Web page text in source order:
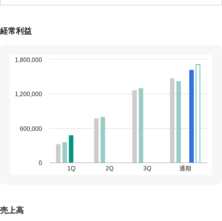
経常利益
1Q 2Q 3Q 通期
0
600,000
1,200,000
1,800,000
売上高